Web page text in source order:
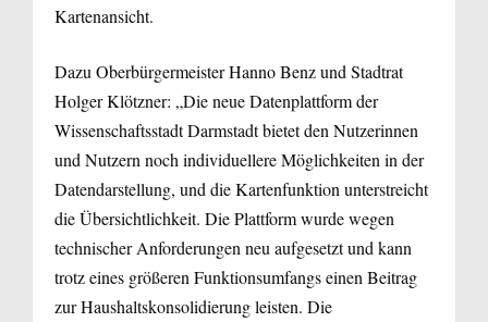
Kartenansicht.
Dazu Oberbürgermeister Hanno Benz und Stadtrat
Holger Klötzner: „Die neue Datenplattform der
Wissenschaftsstadt Darmstadt bietet den Nutzerinnen
und Nutzern noch individuellere Möglichkeiten in der
Datendarstellung, und die Kartenfunktion unterstreicht
die Übersichtlichkeit. Die Plattform wurde wegen
technischer Anforderungen neu aufgesetzt und kann
trotz eines größeren Funktionsumfangs einen Beitrag
zur Haushaltskonsolidierung leisten. Die